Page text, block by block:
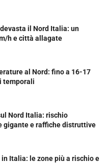
il Nord Italia: un
h e città allagate
al Nord: fino a 16-17
temporali
Nord Italia: rischio
gigante e raffiche distruttive
Italia: le zone più a rischio e